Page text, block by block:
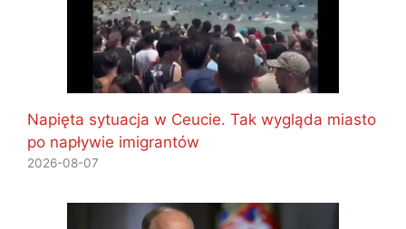
Napięta sytuacja w Ceucie. Tak wygląda miasto
po napływie imigrantów
2026-08-07